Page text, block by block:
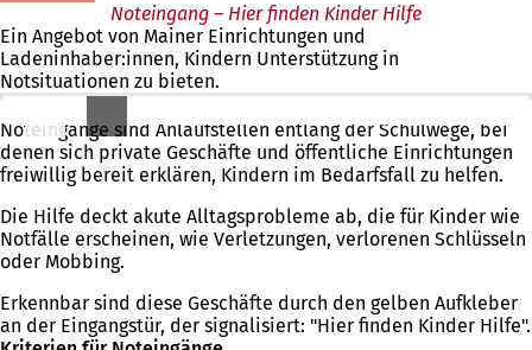
Noteingang – Hier finden Kinder Hilfe
Ein Angebot von Mainer Einrichtungen und
Ladeninhaber:innen, Kindern Unterstützung in
Notsituationen zu bieten.
Noteingänge sind Anlaufstellen entlang der Schulwege, bei
denen sich private Geschäfte und öffentliche Einrichtungen
freiwillig bereit erklären, Kindern im Bedarfsfall zu helfen.
Die Hilfe deckt akute Alltagsprobleme ab, die für Kinder wie
Notfälle erscheinen, wie Verletzungen, verlorenen Schlüsseln
oder Mobbing.
Erkennbar sind diese Geschäfte durch den gelben Aufkleber
an der Eingangstür, der signalisiert: "Hier finden Kinder Hilfe".